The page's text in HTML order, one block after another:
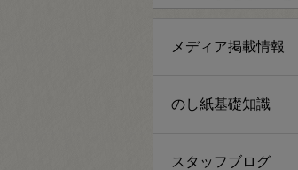
メディア掲載情報
のし紙基礎知識
スタッフブログ